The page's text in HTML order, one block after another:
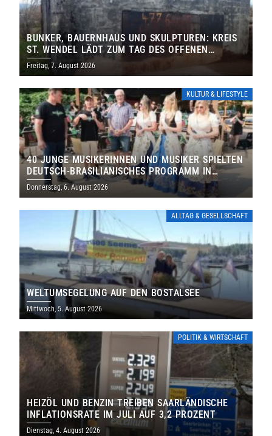
BUNKER, BAUERNHAUS UND SKULPTUREN: KREIS
ST. WENDEL LÄDT ZUM TAG DES OFFENEN
DENKMALS EIN
Freitag, 7. August 2026
KULTUR & LIFESTYLE
40 JUNGE MUSIKERINNEN UND MUSIKER SPIELTEN
DEUTSCH-BRASILIANISCHES PROGRAMM IN
THOLEY
Donnerstag, 6. August 2026
ALLTAG & GESELLSCHAFT
WELTUMSEGELUNG AUF DEN BOSTALSEE
Mittwoch, 5. August 2026
POLITIK & WIRTSCHAFT
HEIZÖL UND BENZIN TREIBEN SAARLÄNDISCHE
INFLATIONSRATE IM JULI AUF 3,2 PROZENT
Dienstag, 4. August 2026